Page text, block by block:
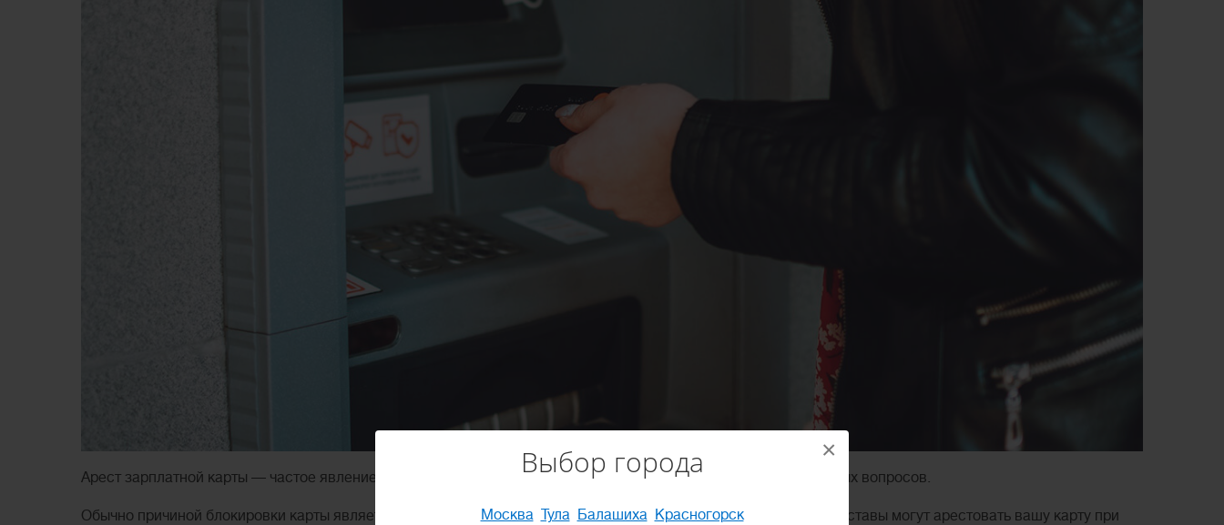
Выбор города
Москва Тула Балашиха Красногорск
×
Арест зарплатной карты — частое явление в последнее время. Данная тема входит в наш топ часто задаваемых вопросов.
Обычно причиной блокировки карты является исковое заявление кредитора о погашении долга. Судебные приставы могут арестовать вашу карту при